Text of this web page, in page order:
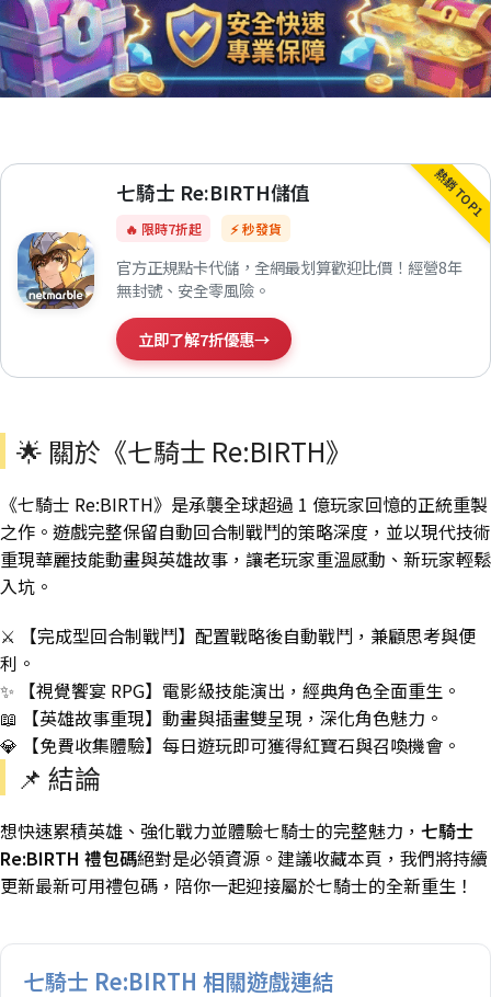
熱銷 TOP1
七騎士 Re:BIRTH儲值
🔥 限時7折起 ⚡ 秒發貨
官方正規點卡代儲，全網最划算歡迎比價！經營8年
無封號、安全零風險。
立即了解7折優惠→
🌟 關於《七騎士 Re:BIRTH》
《七騎士 Re:BIRTH》是承襲全球超過 1 億玩家回憶的正統重製
之作。遊戲完整保留自動回合制戰鬥的策略深度，並以現代技術
重現華麗技能動畫與英雄故事，讓老玩家重溫感動、新玩家輕鬆
入坑。
⚔️ 【完成型回合制戰鬥】配置戰略後自動戰鬥，兼顧思考與便
利。
✨ 【視覺饗宴 RPG】電影級技能演出，經典角色全面重生。
📖 【英雄故事重現】動畫與插畫雙呈現，深化角色魅力。
💎 【免費收集體驗】每日遊玩即可獲得紅寶石與召喚機會。
📌 結論
想快速累積英雄、強化戰力並體驗七騎士的完整魅力， 七騎士
Re:BIRTH 禮包碼絕對是必領資源。建議收藏本頁，我們將持續
更新最新可用禮包碼，陪你一起迎接屬於七騎士的全新重生！
七騎士 Re:BIRTH 相關遊戲連結